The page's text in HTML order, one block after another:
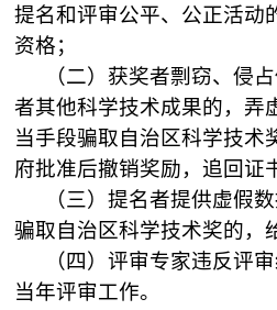
提名和评审公平、公正活动
资格；
（二）获奖者剽窃、侵
者其他科学技术成果的，弄
当手段骗取自治区科学技术
府批准后撤销奖励，追回证
（三）提名者提供虚假
骗取自治区科学技术奖的，
（四）评审专家违反评
当年评审工作。